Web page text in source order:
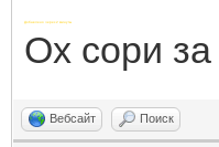
records
Добавлено через 2 минуты
Ох сори
Вебсайт Поиск